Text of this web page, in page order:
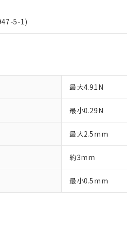
5-1)
最大4.91N
最小0.29N
最大2.5mm
約3mm
最小0.5mm
ております。